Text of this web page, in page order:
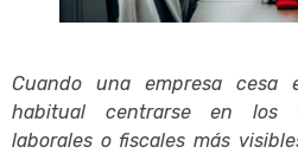
Cuando una empresa cesa
habitual centrarse en los
laborales o fiscales más